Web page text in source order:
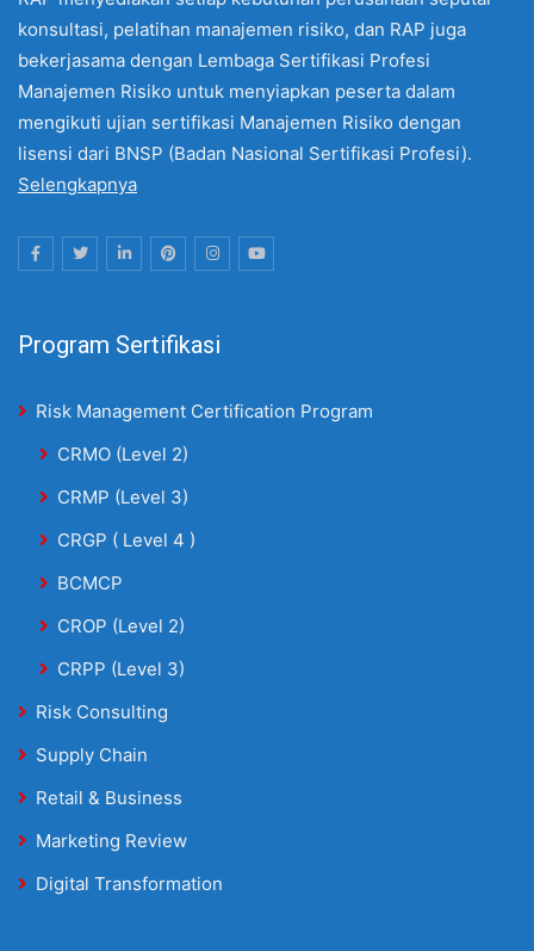
konsultasi, pelatihan manajemen risiko, dan RAP juga
bekerjasama dengan Lembaga Sertifikasi Profesi
Manajemen Risiko untuk menyiapkan peserta dalam
mengikuti ujian sertifikasi Manajemen Risiko dengan
lisensi dari BNSP (Badan Nasional Sertifikasi Profesi).
Selengkapnya
Program Sertifikasi
Risk Management Certification Program
CRMO (Level 2)
CRMP (Level 3)
CRGP ( Level 4 )
BCMCP
CROP (Level 2)
CRPP (Level 3)
Risk Consulting
Supply Chain
Retail & Business
Marketing Review
Digital Transformation